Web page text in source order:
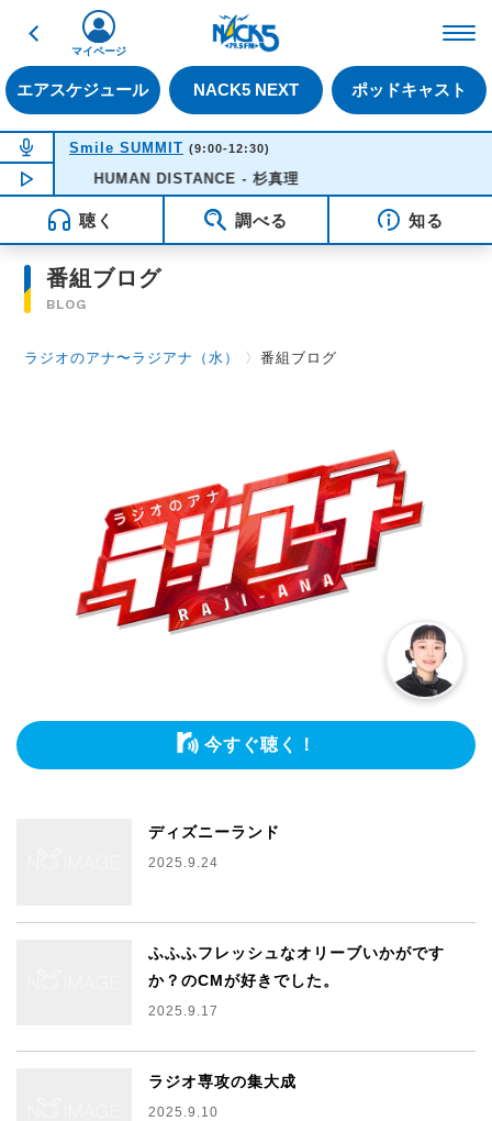
戻る
エアスケジュール NACK5 NEXT ポッドキャスト
マイページ
NOW ON AIR
Smile SUMMIT (9:00-12:30)
NOW PLAYING 11:45
HUMAN DISTANCE - 杉真理
聴く 調べる 知る
番組ブログ
BLOG
ラジオのアナ〜ラジアナ（水） 〉番組ブログ
今すぐ聴く！
ディズニーランド
2025.9.24
ふふふフレッシュなオリーブいかがです
か？のCMが好きでした。
2025.9.17
ラジオ専攻の集大成
2025.9.10